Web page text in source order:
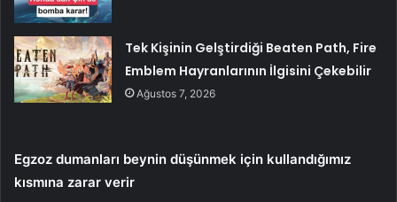
Tek Kişinin Gelştirdiği Beaten Path, Fire
Emblem Hayranlarının İlgisini Çekebilir
Ağustos 7, 2026
Egzoz dumanları beynin düşünmek için kullandığımız
kısmına zarar verir